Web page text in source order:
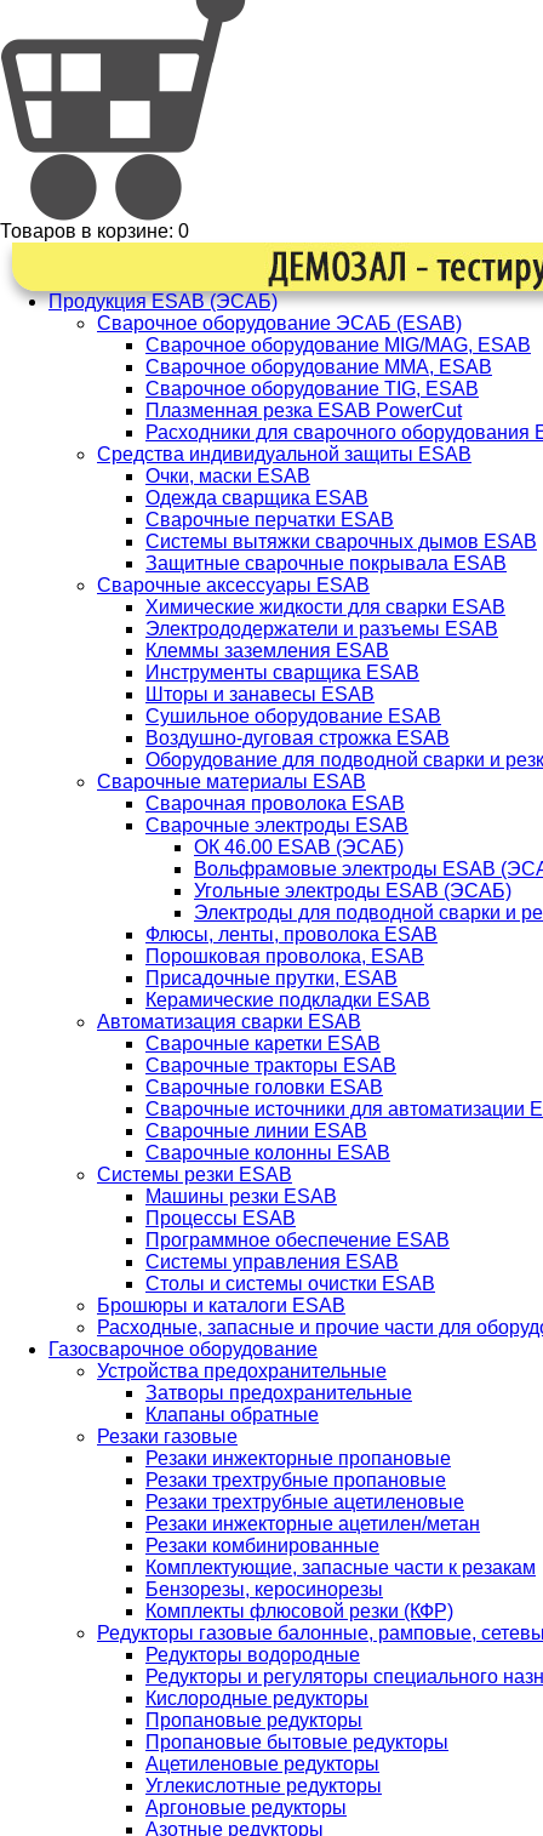
Товаров в корзине: 0
Продукция ESAB (ЭСАБ)
Сварочное оборудование ЭСАБ (ESAB)
Сварочное оборудование MIG/MAG, ESAB
Сварочное оборудование ММА, ESAB
Сварочное оборудование TIG, ESAB
Плазменная резка ESAB PowerCut
Расходники для сварочного оборудования
Средства индивидуальной защиты ESAB
Очки, маски ESAB
Одежда сварщика ESAB
Сварочные перчатки ESAB
Системы вытяжки сварочных дымов ESAB
Защитные сварочные покрывала ESAB
Сварочные аксессуары ESAB
Химические жидкости для сварки ESAB
Электрододержатели и разъемы ESAB
Клеммы заземления ESAB
Инструменты сварщика ESAB
Шторы и занавесы ESAB
Сушильное оборудование ESAB
Воздушно-дуговая строжка ESAB
Оборудование для подводной сварки и
Сварочные материалы ESAB
Сварочная проволока ESAB
Сварочные электроды ESAB
ОК 46.00 ESAB (ЭСАБ)
Вольфрамовые электроды ESAB
Угольные электроды ESAB (ЭСАБ)
Электроды для подводной сварки и
Флюсы, ленты, проволока ESAB
Порошковая проволока, ESAB
Присадочные прутки, ESAB
Керамические подкладки ESAB
Автоматизация сварки ESAB
Сварочные каретки ESAB
Сварочные тракторы ESAB
Сварочные головки ESAB
Сварочные источники для автоматизации
Сварочные линии ESAB
Сварочные колонны ESAB
Системы резки ESAB
Машины резки ESAB
Процессы ESAB
Программное обеспечение ESAB
Системы управления ESAB
Столы и системы очистки ESAB
Брошюры и каталоги ESAB
Расходные, запасные и прочие части для
Газосварочное оборудование
Устройства предохранительные
Затворы предохранительные
Клапаны обратные
Резаки газовые
Резаки инжекторные пропановые
Резаки трехтрубные пропановые
Резаки трехтрубные ацетиленовые
Резаки инжекторные ацетилен/метан
Резаки комбинированные
Комплектующие, запасные части к резакам
Бензорезы, керосинорезы
Комплекты флюсовой резки (КФР)
Редукторы газовые балонные, рамповые,
Редукторы водородные
Редукторы и регуляторы специального
Кислородные редукторы
Пропановые редукторы
Пропановые бытовые редукторы
Ацетиленовые редукторы
Углекислотные редукторы
Аргоновые редукторы
Азотные редукторы